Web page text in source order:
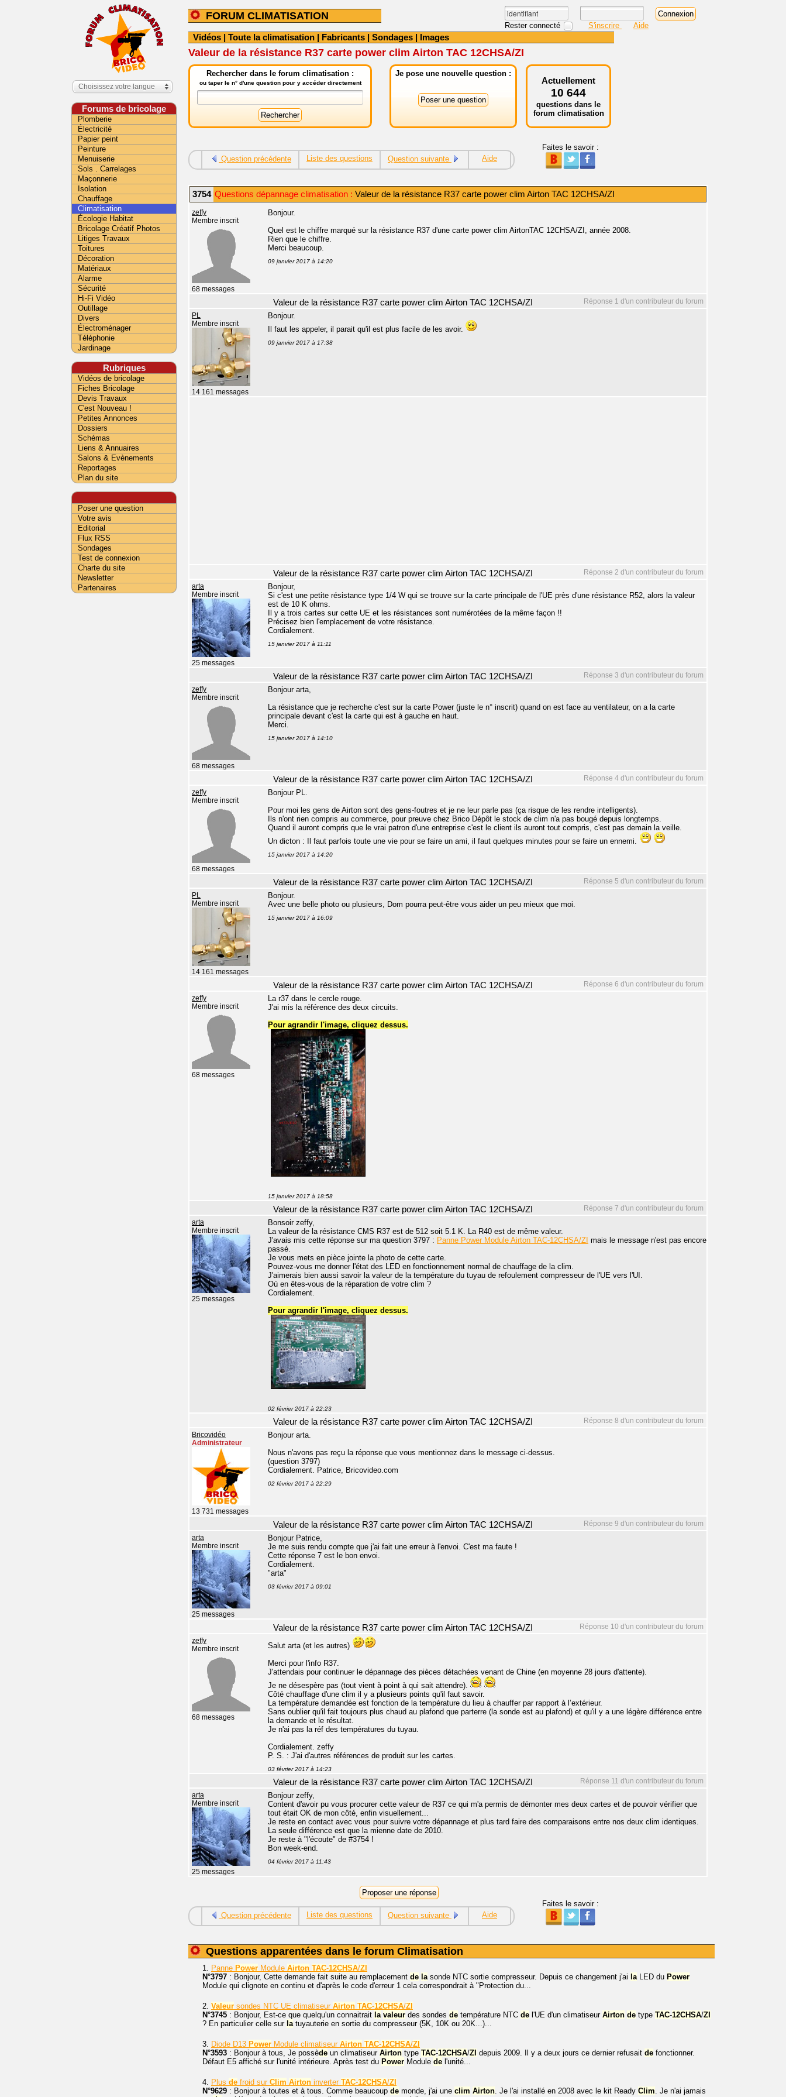
FORUM CLIMATISATION
Rester connecté S'inscrire Aide
Vidéos | Toute la climatisation | Fabricants | Sondages | Images
Valeur de la résistance R37 carte power clim Airton TAC 12CHSA/ZI
Rechercher dans le forum climatisation :
ou taper le n° d'une question pour y accéder directement
Je pose une nouvelle question :
Actuellement
10 644
questions dans le
forum climatisation
Question précédente Liste des questions Question suivante Aide
Faites le savoir :
3754 Questions dépannage climatisation : Valeur de la résistance R37 carte power clim Airton TAC 12CHSA/ZI
zeffy
Membre inscrit
68 messages
Bonjour.
Quel est le chiffre marqué sur la résistance R37 d'une carte power clim AirtonTAC 12CHSA/ZI, année 2008.
Rien que le chiffre.
Merci beaucoup.
09 janvier 2017 à 14:20
Réponse 1 d'un contributeur du forum
Valeur de la résistance R37 carte power clim Airton TAC 12CHSA/ZI
PL
Membre inscrit
14 161 messages
Bonjour.
Il faut les appeler, il parait qu'il est plus facile de les avoir.
09 janvier 2017 à 17:38
Réponse 2 d'un contributeur du forum
Valeur de la résistance R37 carte power clim Airton TAC 12CHSA/ZI
arta
Membre inscrit
25 messages
Bonjour,
Si c'est une petite résistance type 1/4 W qui se trouve sur la carte principale de l'UE près d'une résistance R52, alors la valeur
est de 10 K ohms.
Il y a trois cartes sur cette UE et les résistances sont numérotées de la même façon !!
Précisez bien l'emplacement de votre résistance.
Cordialement.
15 janvier 2017 à 11:11
Réponse 3 d'un contributeur du forum
Valeur de la résistance R37 carte power clim Airton TAC 12CHSA/ZI
zeffy
Membre inscrit
68 messages
Bonjour arta,
La résistance que je recherche c'est sur la carte Power (juste le n° inscrit) quand on est face au ventilateur, on a la carte
principale devant c'est la carte qui est à gauche en haut.
Merci.
15 janvier 2017 à 14:10
Réponse 4 d'un contributeur du forum
Valeur de la résistance R37 carte power clim Airton TAC 12CHSA/ZI
zeffy
Membre inscrit
68 messages
Bonjour PL.
Pour moi les gens de Airton sont des gens-foutres et je ne leur parle pas (ça risque de les rendre intelligents).
Ils n'ont rien compris au commerce, pour preuve chez Brico Dépôt le stock de clim n'a pas bougé depuis longtemps.
Quand il auront compris que le vrai patron d'une entreprise c'est le client ils auront tout compris, c'est pas demain la veille.
Un dicton : Il faut parfois toute une vie pour se faire un ami, il faut quelques minutes pour se faire un ennemi.
15 janvier 2017 à 14:20
Réponse 5 d'un contributeur du forum
Valeur de la résistance R37 carte power clim Airton TAC 12CHSA/ZI
PL
Membre inscrit
14 161 messages
Bonjour.
Avec une belle photo ou plusieurs, Dom pourra peut-être vous aider un peu mieux que moi.
15 janvier 2017 à 16:09
Réponse 6 d'un contributeur du forum
Valeur de la résistance R37 carte power clim Airton TAC 12CHSA/ZI
zeffy
Membre inscrit
68 messages
La r37 dans le cercle rouge.
J'ai mis la référence des deux circuits.
Pour agrandir l'image, cliquez dessus.
15 janvier 2017 à 18:58
Réponse 7 d'un contributeur du forum
Valeur de la résistance R37 carte power clim Airton TAC 12CHSA/ZI
arta
Membre inscrit
25 messages
Bonsoir zeffy,
La valeur de la résistance CMS R37 est de 512 soit 5.1 K. La R40 est de même valeur.
J'avais mis cette réponse sur ma question 3797 : Panne Power Module Airton TAC-12CHSA/ZI mais le message n'est pas encore
passé.
Je vous mets en pièce jointe la photo de cette carte.
Pouvez-vous me donner l'état des LED en fonctionnement normal de chauffage de la clim.
J'aimerais bien aussi savoir la valeur de la température du tuyau de refoulement compresseur de l'UE vers l'UI.
Où en êtes-vous de la réparation de votre clim ?
Cordialement.
Pour agrandir l'image, cliquez dessus.
02 février 2017 à 22:23
Réponse 8 d'un contributeur du forum
Valeur de la résistance R37 carte power clim Airton TAC 12CHSA/ZI
Bricovidéo
Administrateur
13 731 messages
Bonjour arta.
Nous n'avons pas reçu la réponse que vous mentionnez dans le message ci-dessus.
(question 3797)
Cordialement. Patrice, Bricovideo.com
02 février 2017 à 22:29
Réponse 9 d'un contributeur du forum
Valeur de la résistance R37 carte power clim Airton TAC 12CHSA/ZI
arta
Membre inscrit
25 messages
Bonjour Patrice,
Je me suis rendu compte que j'ai fait une erreur à l'envoi. C'est ma faute !
Cette réponse 7 est le bon envoi.
Cordialement.
"arta"
03 février 2017 à 09:01
Réponse 10 d'un contributeur du forum
Valeur de la résistance R37 carte power clim Airton TAC 12CHSA/ZI
zeffy
Membre inscrit
68 messages
Salut arta (et les autres)
Merci pour l'info R37.
J'attendais pour continuer le dépannage des pièces détachées venant de Chine (en moyenne 28 jours d'attente).
Je ne désespère pas (tout vient à point à qui sait attendre).
Côté chauffage d'une clim il y a plusieurs points qu'il faut savoir.
La température demandée est fonction de la température du lieu à chauffer par rapport à l’extérieur.
Sans oublier qu'il fait toujours plus chaud au plafond que parterre (la sonde est au plafond) et qu'il y a une légère différence entre
la demande et le résultat.
Je n'ai pas la réf des températures du tuyau.
Cordialement. zeffy
P. S. : J'ai d'autres références de produit sur les cartes.
03 février 2017 à 14:23
Réponse 11 d'un contributeur du forum
Valeur de la résistance R37 carte power clim Airton TAC 12CHSA/ZI
arta
Membre inscrit
25 messages
Bonjour zeffy,
Content d'avoir pu vous procurer cette valeur de R37 ce qui m'a permis de démonter mes deux cartes et de pouvoir vérifier que
tout était OK de mon côté, enfin visuellement...
Je reste en contact avec vous pour suivre votre dépannage et plus tard faire des comparaisons entre nos deux clim identiques.
La seule différence est que la mienne date de 2010.
Je reste à "l'écoute" de #3754 !
Bon week-end.
04 février 2017 à 11:43
Question précédente Liste des questions Question suivante Aide
Faites le savoir :
Questions apparentées dans le forum Climatisation
1. Panne Power Module Airton TAC-12CHSA/ZI
N°3797 : Bonjour, Cette demande fait suite au remplacement de la sonde NTC sortie compresseur. Depuis ce changement j'ai la LED du Power
Module qui clignote en continu et d'après le code d'erreur 1 cela correspondrait à "Protection du...
2. Valeur sondes NTC UE climatiseur Airton TAC-12CHSA/ZI
N°3745 : Bonjour, Est-ce que quelqu'un connaitrait la valeur des sondes de température NTC de l'UE d'un climatiseur Airton de type TAC-12CHSA/ZI
? En particulier celle sur la tuyauterie en sortie du compresseur (5K, 10K ou 20K...)...
3. Diode D13 Power Module climatiseur Airton TAC-12CHSA/ZI
N°3593 : Bonjour à tous, Je possède un climatiseur Airton type TAC-12CHSA/ZI depuis 2009. Il y a deux jours ce dernier refusait de fonctionner.
Défaut E5 affiché sur l'unité intérieure. Après test du Power Module de l'unité...
4. Plus de froid sur Clim Airton inverter TAC-12CHSA/ZI
N°9629 : Bonjour à toutes et à tous. Comme beaucoup de monde, j'ai une clim Airton . Je l'ai installé en 2008 avec le kit Ready Clim . Je n'ai jamais
Choisissez votre langue
Forums de bricolage
Plomberie
Électricité
Papier peint
Peinture
Menuiserie
Sols . Carrelages
Maçonnerie
Isolation
Chauffage
Climatisation
Écologie Habitat
Bricolage Créatif Photos
Litiges Travaux
Toitures
Décoration
Matériaux
Alarme
Sécurité
Hi-Fi Vidéo
Outillage
Divers
Électroménager
Téléphonie
Jardinage
Rubriques
Vidéos de bricolage
Fiches Bricolage
Devis Travaux
C'est Nouveau !
Petites Annonces
Dossiers
Schémas
Liens & Annuaires
Salons & Evènements
Reportages
Plan du site
Poser une question
Votre avis
Editorial
Flux RSS
Sondages
Test de connexion
Charte du site
Newsletter
Partenaires